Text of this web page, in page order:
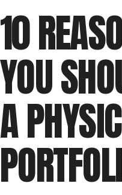
10
YOU
A